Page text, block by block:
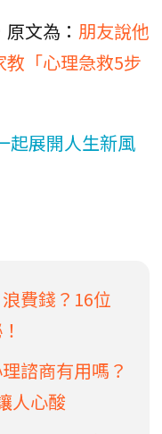
文為： 朋友說他
「心理急救5步
起展開人生新風
費錢？16位
諮商有用嗎？
人心酸